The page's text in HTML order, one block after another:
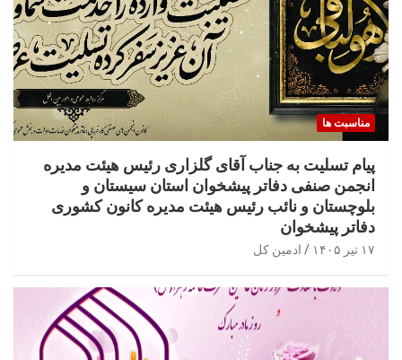
مناسبت ها
پیام تسلیت به جناب آقای گلزاری رئیس هیئت مدیره
انجمن صنفی دفاتر پیشخوان استان سیستان و
بلوچستان و نائب رئیس هیئت مدیره کانون کشوری
دفاتر پیشخوان
۱۷ تیر ۱۴۰۵ ادمین کل